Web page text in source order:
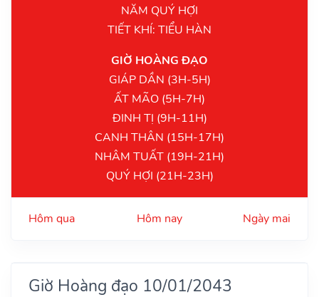
NĂM QUÝ HỢI
TIẾT KHÍ: TIỂU HÀN
GIỜ HOÀNG ĐẠO
GIÁP DẦN (3H-5H)
ẤT MÃO (5H-7H)
ĐINH TỊ (9H-11H)
CANH THÂN (15H-17H)
NHÂM TUẤT (19H-21H)
QUÝ HỢI (21H-23H)
Hôm qua Hôm nay Ngày mai
Giờ Hoàng đạo 10/01/2043